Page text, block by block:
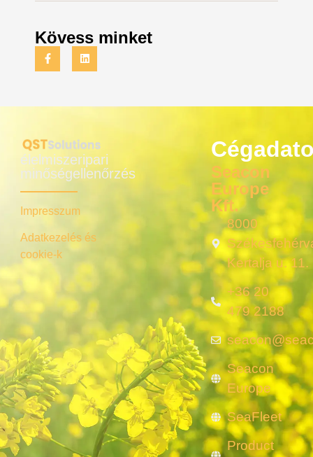
Kövess minket
élelmiszeripari
minőségellenőrzés
Impresszum
Adatkezelés és
cookie-k
Seacon
Europe
Kft.
8000
Kertalja u. 11.
+36 20
479 2188
Seacon
Europe
SeaFleet
Product